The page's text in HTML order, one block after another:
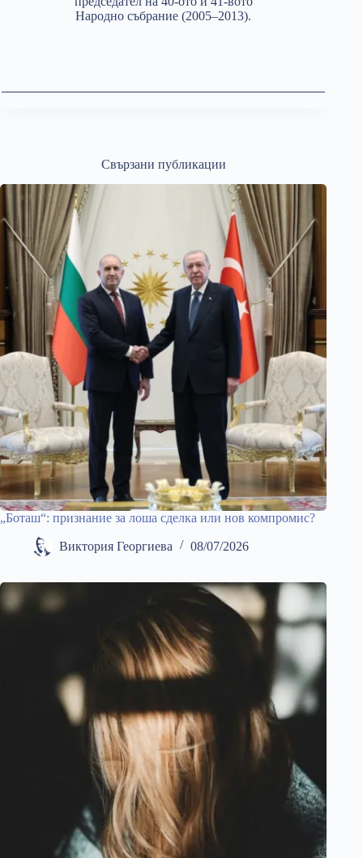
Народно събрание (2005–2013).
Свързани публикации
„Боташ“: признание за лоша сделка или нов компромис?
Виктория Георгиева 08/07/2026